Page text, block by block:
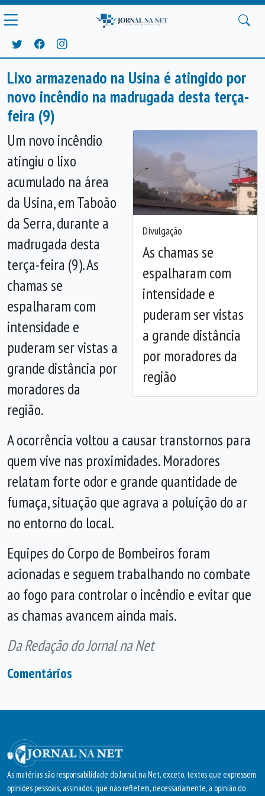
Lixo armazenado na Usina é atingido por
novo incêndio na madrugada desta terça-
feira (9)
Divulgação
As chamas se
espalharam com
intensidade e
puderam ser vistas
a grande distância
por moradores da
região
Anterior
Um novo incêndio
atingiu o lixo
acumulado na área
da Usina, em Taboão
da Serra, durante a
madrugada desta
terça-feira (9). As
chamas se
espalharam com
intensidade e
puderam ser vistas a
grande distância por
moradores da
região.
A ocorrência voltou a causar transtornos para
quem vive nas proximidades. Moradores
relatam forte odor e grande quantidade de
fumaça, situação que agrava a poluição do ar
no entorno do local.
Equipes do Corpo de Bombeiros foram
acionadas e seguem trabalhando no combate
ao fogo para controlar o incêndio e evitar que
as chamas avancem ainda mais.
Da Redação do Jornal na Net
Comentários
As matérias são responsabilidade do Jornal na Net, exceto, textos que expressem
opiniões pessoais, assinados, que não refletem, necessariamente, a opinião do